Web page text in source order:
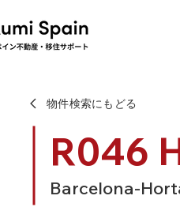
物件検索にもどる
R046
Barcelona-